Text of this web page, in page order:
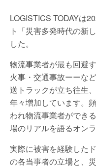
LOGISTICS TODAYは
ト「災害多発時代の新
した。
物流事業者が最も回避
火事・交通事故ーーな
送トラックが立ち往生
年々増加しています。
われ物流事業者ができ
場のリアルを語るオン
実際に被害を経験した
の各当事者の立場と、